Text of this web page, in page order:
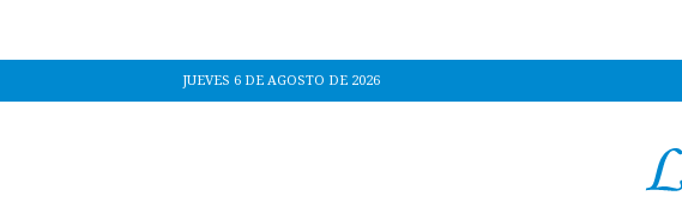
JUEVES 6 DE AGOSTO DE 2026